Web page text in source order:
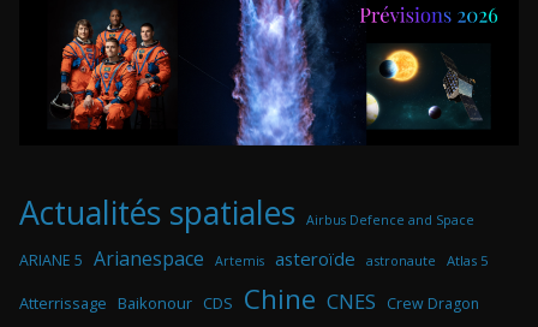
Actualités spatiales Airbus Defence and Space
ARIANE 5 Arianespace Artemis asteroïde astronaute Atlas 5
Atterrissage Baikonour CDS Chine CNES Crew Dragon